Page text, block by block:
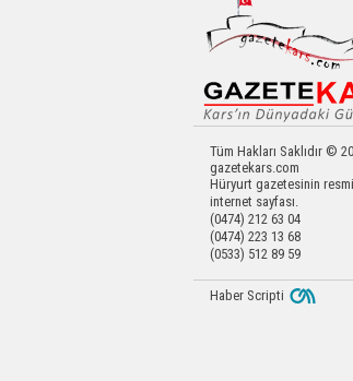
Tüm Hakları Saklıdır ©
gazetekars.com
Hüryurt gazetesinin resmi
internet sayfası.
(0474) 212 63 04
(0474) 223 13 68
(0533) 512 89 59
Haber Scripti